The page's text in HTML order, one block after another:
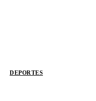
DEPORTES